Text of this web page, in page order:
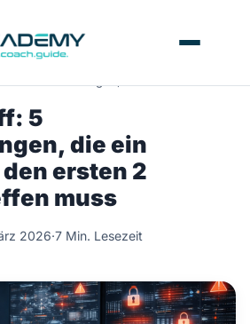
5
die ein
ersten 2
muss
2026·7 Min. Lesezeit